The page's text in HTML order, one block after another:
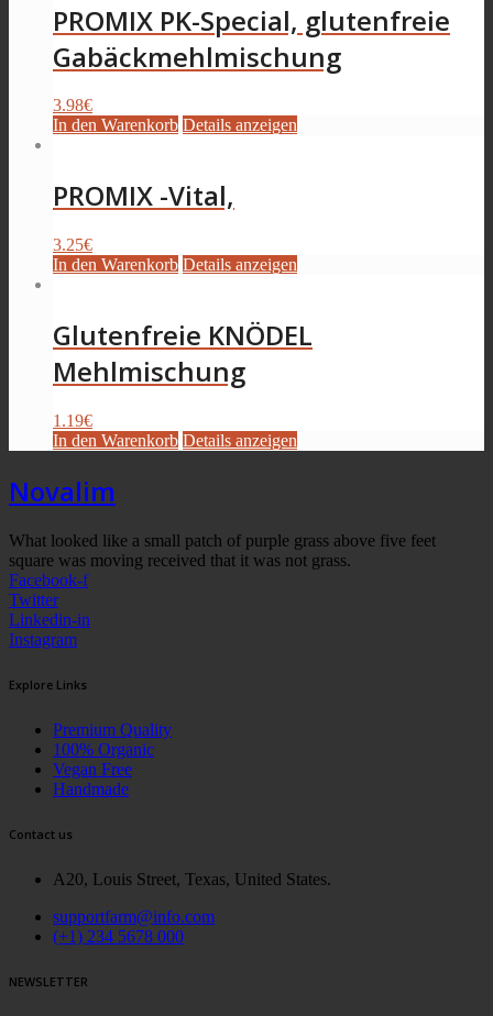
PROMIX PK-Special, glutenfreie
Gabäckmehlmischung
3.98€
In den Warenkorb Details anzeigen
PROMIX -Vital,
3.25€
In den Warenkorb Details anzeigen
Glutenfreie KNÖDEL
Mehlmischung
1.19€
In den Warenkorb Details anzeigen
Novalim
What looked like a small patch of purple grass above five feet
square was moving received that it was not grass.
Facebook-f
Twitter
Linkedin-in
Instagram
Explore Links
Premium Quality
100% Organic
Vegan Free
Handmade
Contact us
A20, Louis Street, Texas, United States.
supportfarm@info.com
(+1) 234 5678 000
NEWSLETTER